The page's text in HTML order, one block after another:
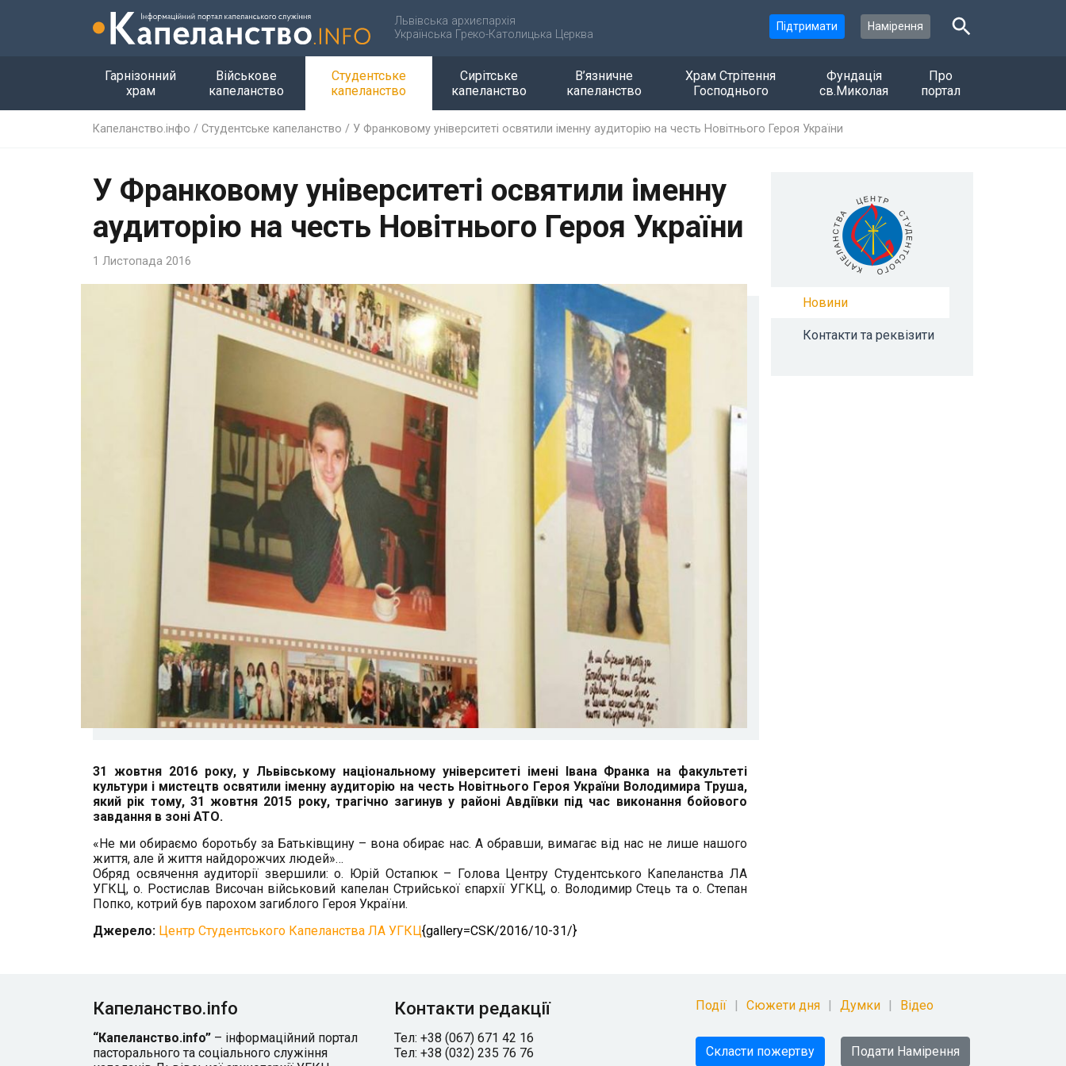
Львівська архиєпархія
Українська Греко-Католицька Церква
Підтримати Намірення
Гарнізонний
храм
Військове
капеланство
Студентське
капеланство
Сирітське
капеланство
В’язничне
капеланство
Храм Стрітення
Господнього
Фундація
св.Миколая
Про
портал
Капеланство.інфо / Студентське капеланство / У Франковому університеті освятили іменну аудиторію на честь Новітнього Героя України
У Франковому університеті освятили іменну
аудиторію на честь Новітнього Героя України
1 Листопада 2016
31 жовтня 2016 року, у Львівському національному університеті імені Івана Франка на факультеті
культури і мистецтв освятили іменну аудиторію на честь Новітнього Героя України Володимира Труша,
який рік тому, 31 жовтня 2015 року, трагічно загинув у районі Авдіївки під час виконання бойового
завдання в зоні АТО.
«Не ми обираємо боротьбу за Батьківщину – вона обирає нас. А обравши, вимагає від нас не лише нашого
життя, але й життя найдорожчих людей»…
Обряд освячення аудиторії звершили: о. Юрій Остапюк – Голова Центру Студентського Капеланства ЛА
УГКЦ, о. Ростислав Височан військовий капелан Стрийської єпархії УГКЦ, о. Володимир Стець та о. Степан
Попко, котрий був парохом загиблого Героя України.
Джерело: Центр Студентського Капеланства ЛА УГКЦ{gallery=CSK/2016/10-31/}
Новини
Контакти та реквізити
Капеланство.info
“Капеланство.info” – інформаційний портал
пасторального та соціального служіння
Контакти редакції
Тел: +38 (067) 671 42 16
Тел: +38 (032) 235 76 76
Події Сюжети дня Думки Відео
Скласти пожертву Подати Намірення